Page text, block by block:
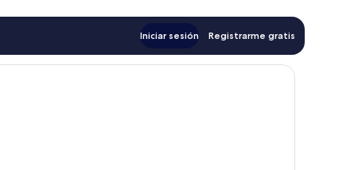
Iniciar sesión Registrarme gratis